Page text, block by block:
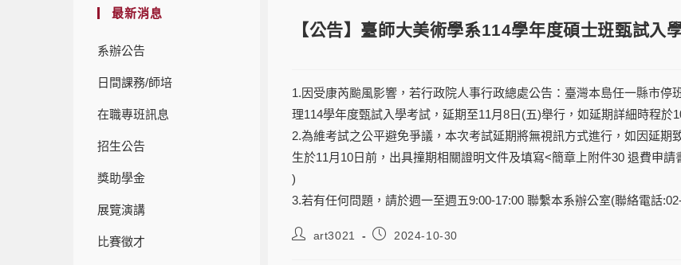
最新消息
系辦公告
日間課務/師培
在職專班訊息
招生公告
獎助學金
展覽演講
比賽徵才
【公告】臺師大美術學系114學年度碩士班甄試入
1.因受康芮颱風影響，若行政院人事行政總處公告：臺灣本島任一縣市
理114學年度甄試入學考試，延期至11月8日(五)舉行，如延期詳細時程於
2.為維考試之公平避免爭議，本次考試延期將無視訊方式進行，如因延
生於11月10日前，出具撞期相關證明文件及填寫<簡章上附件30 退費申
)
3.若有任何問題，請於週一至週五9:00-17:00 聯繫本系辦公室(聯絡電話
art3021 2024-10-30